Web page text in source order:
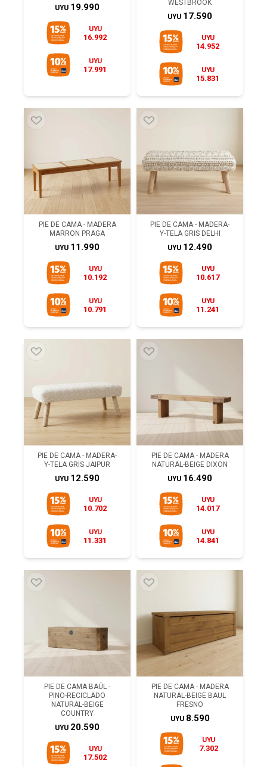
UYU 19.990
UYU
16.992
UYU
17.991
WESTBROOK
UYU 17.590
UYU
14.952
UYU
15.831
PIE DE CAMA - MADERA
MARRON PRAGA
UYU 11.990
UYU
10.192
UYU
10.791
PIE DE CAMA - MADERA-
Y-TELA GRIS DELHI
UYU 12.490
UYU
10.617
UYU
11.241
PIE DE CAMA - MADERA-
Y-TELA GRIS JAIPUR
UYU 12.590
UYU
10.702
UYU
11.331
PIE DE CAMA - MADERA
NATURAL-BEIGE DIXON
UYU 16.490
UYU
14.017
UYU
14.841
PIE DE CAMA BAÚL -
PINO-RECICLADO
NATURAL-BEIGE
COUNTRY
UYU 20.590
UYU
17.502
PIE DE CAMA - MADERA
NATURAL-BEIGE BAUL
FRESNO
UYU 8.590
UYU
7.302